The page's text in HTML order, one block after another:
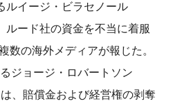
ルイージ・ビラセノール
ルード社の資金を不当に着服
数の海外メディアが報じた。
ジョージ・ロバートソン
、賠償金および経営権の剥奪